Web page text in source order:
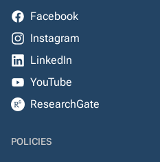
Facebook
Instagram
LinkedIn
YouTube
ResearchGate
POLICIES